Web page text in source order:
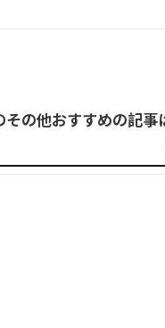
その他おすすめの記事